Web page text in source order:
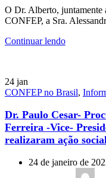
O Dr. Alberto, juntamente
CONFEP, a Sra.
Continuar lendo
24 jan
CONFEP no Brasil,
Dr. Paulo Cesar-
Ferreira -Vice-
realizaram ação
24 de janeiro de